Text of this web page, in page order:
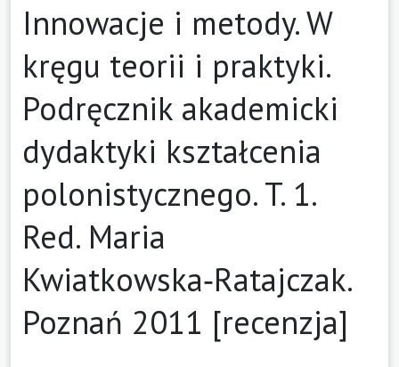
Innowacje i metody. W
kręgu teorii i praktyki.
Podręcznik akademicki
dydaktyki kształcenia
polonistycznego. T. 1.
Red. Maria
Kwiatkowska‑Ratajczak.
Poznań 2011 [recenzja]